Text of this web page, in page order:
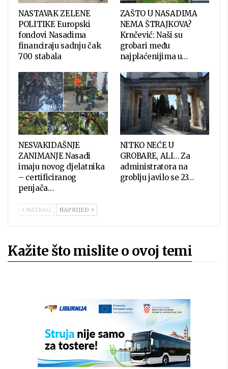
NASTAVAK ZELENE
POLITIKE Europski
fondovi Nasadima
financiraju sadnju čak
700 stabala
ZAŠTO U NASADIMA
NEMA ŠTRAJKOVA?
Krnčević: Naši su
grobari među
najplaćenijima u…
NESVAKIDAŠNJE
ZANIMANJE Nasadi
imaju novog djelatnika
– certificiranog
penjača…
NITKO NEĆE U
GROBARE, ALI… Za
administratora na
groblju javilo se 23…
NATRAG NAPRIJED
Kažite što mislite o ovoj temi